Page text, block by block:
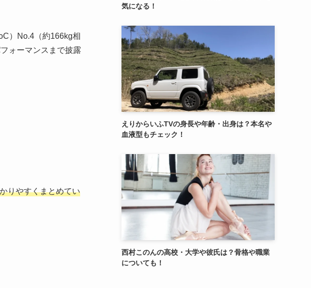
）No.4（約166kg相
ォーマンスまで披露
りやすくまとめてい
気になる！
えりからいふTVの身長や年齢・出身は？本名や
血液型もチェック！
西村このんの高校・大学や彼氏は？骨格や職業
についても！